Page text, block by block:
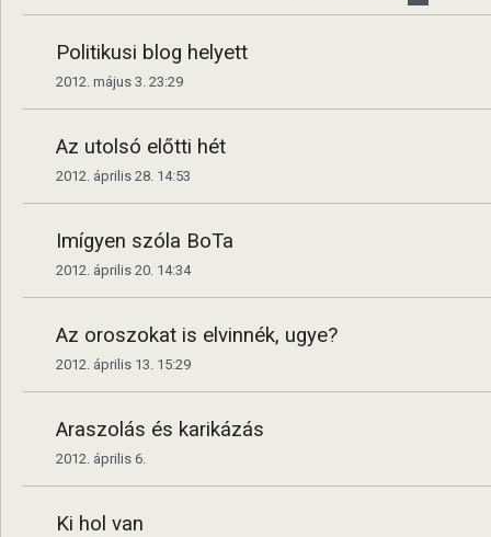
Politikusi blog helyett
2012. május 3. 23:29
Az utolsó előtti hét
2012. április 28. 14:53
Imígyen szóla BoTa
2012. április 20. 14:34
Az oroszokat is elvinnék, ugye?
2012. április 13. 15:29
Araszolás és karikázás
2012. április 6.
Ki hol van